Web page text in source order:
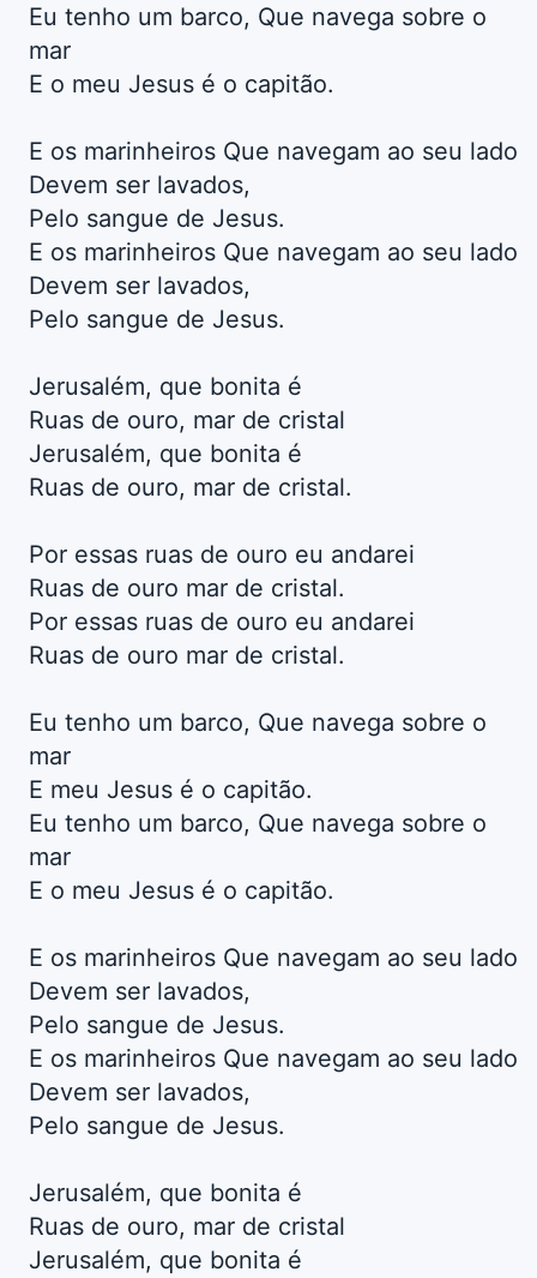
Eu tenho um barco, Que navega sobre o
mar
E o meu Jesus é o capitão.
E os marinheiros Que navegam ao seu lado
Devem ser lavados,
Pelo sangue de Jesus.
E os marinheiros Que navegam ao seu lado
Devem ser lavados,
Pelo sangue de Jesus.
Jerusalém, que bonita é
Ruas de ouro, mar de cristal
Jerusalém, que bonita é
Ruas de ouro, mar de cristal.
Por essas ruas de ouro eu andarei
Ruas de ouro mar de cristal.
Por essas ruas de ouro eu andarei
Ruas de ouro mar de cristal.
Eu tenho um barco, Que navega sobre o
mar
E meu Jesus é o capitão.
Eu tenho um barco, Que navega sobre o
mar
E o meu Jesus é o capitão.
E os marinheiros Que navegam ao seu lado
Devem ser lavados,
Pelo sangue de Jesus.
E os marinheiros Que navegam ao seu lado
Devem ser lavados,
Pelo sangue de Jesus.
Jerusalém, que bonita é
Ruas de ouro, mar de cristal
Jerusalém, que bonita é